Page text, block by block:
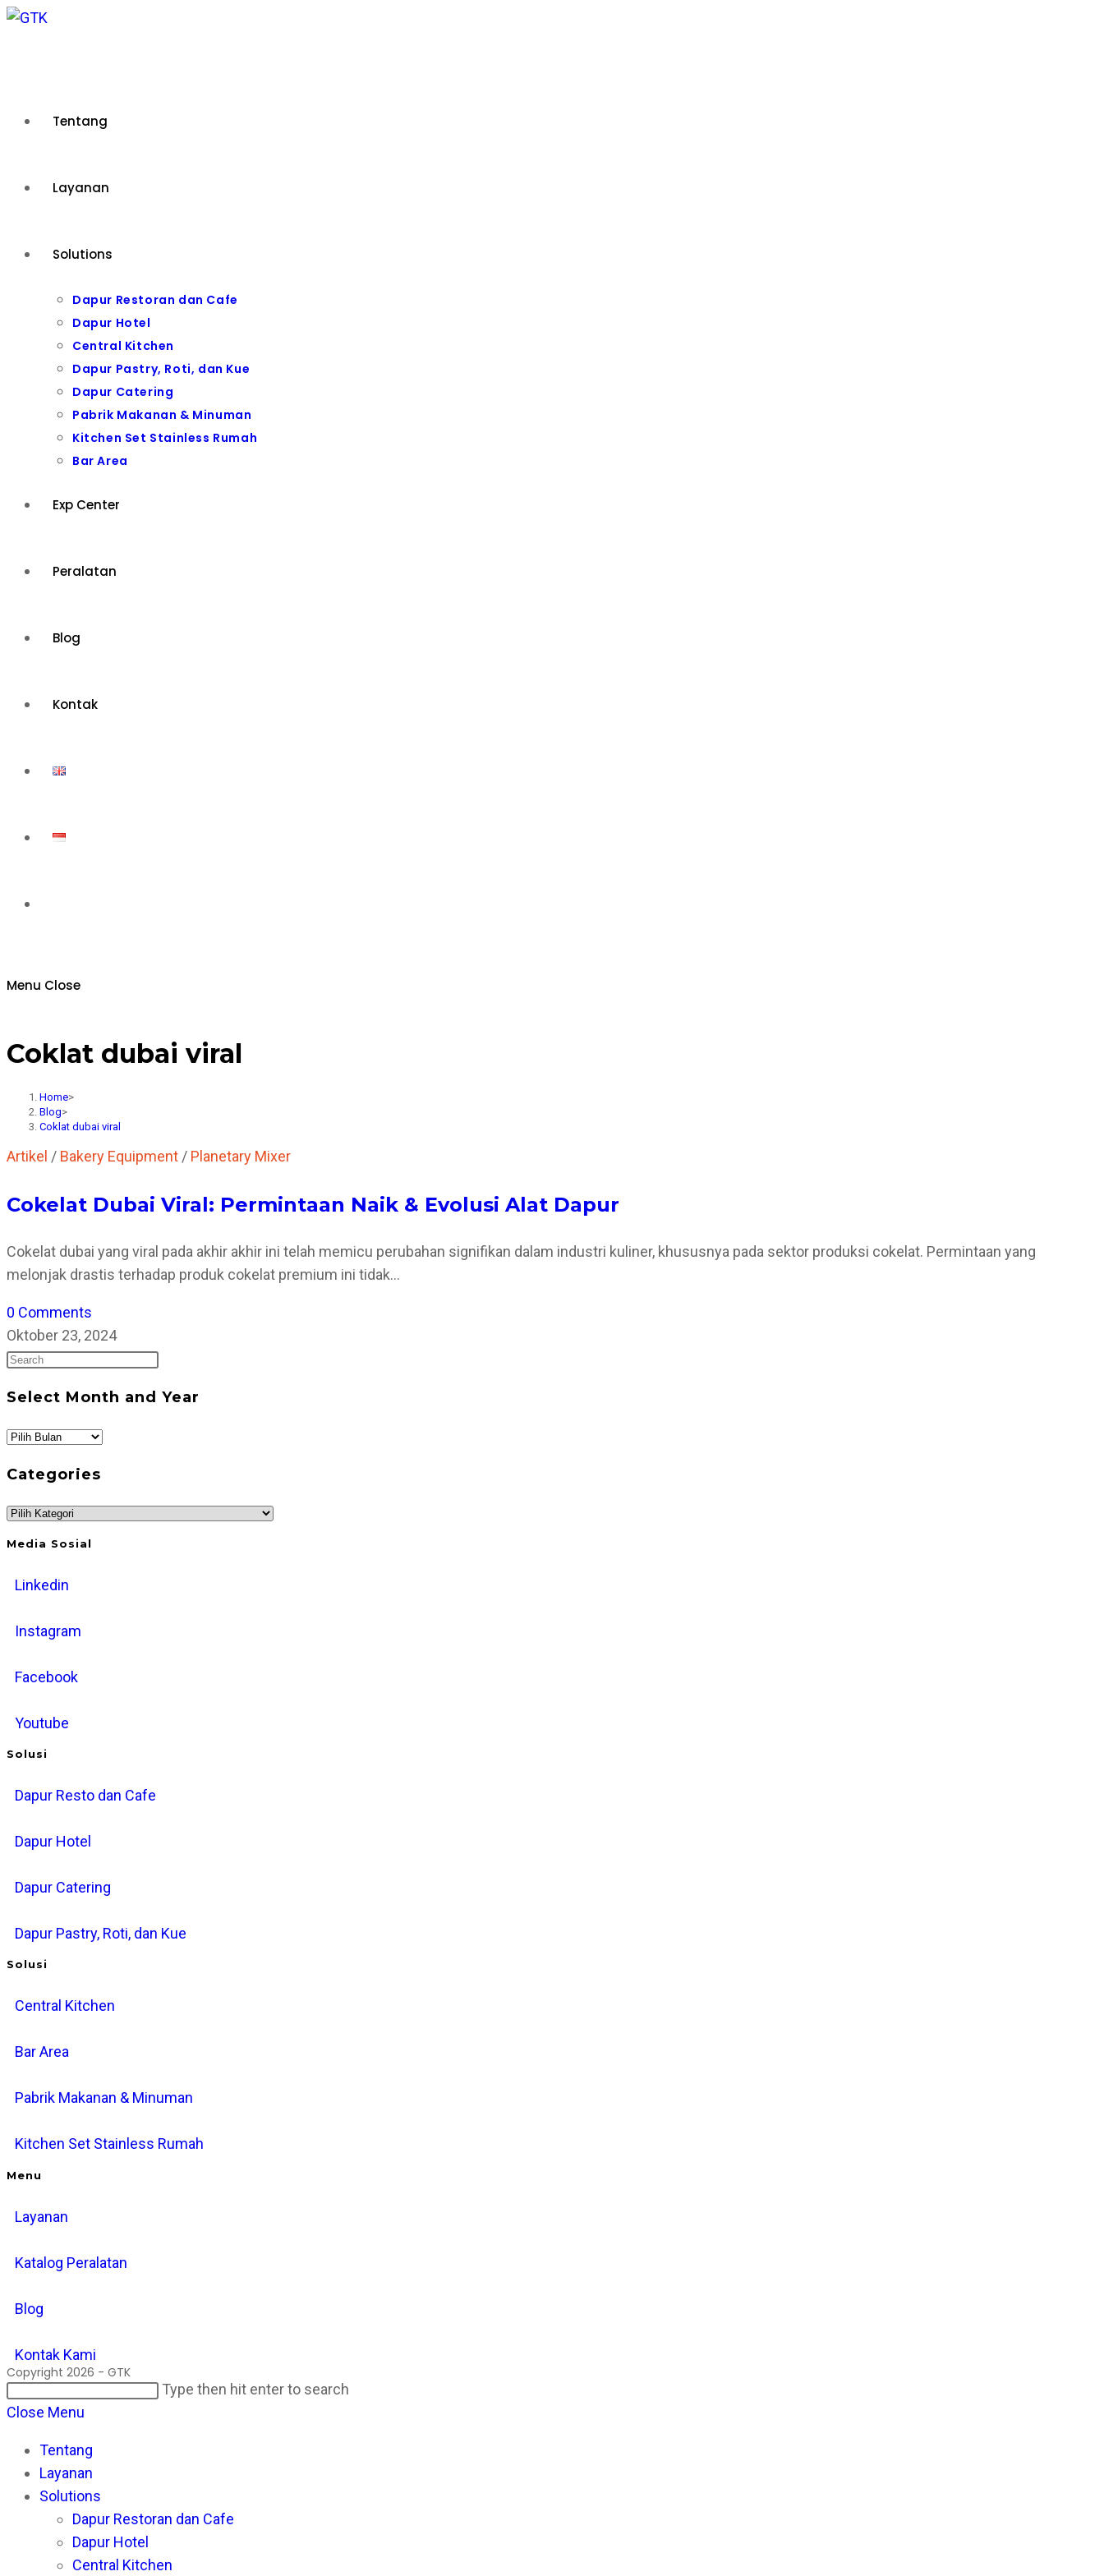
Skip
Tentang
Layanan
Solutions
Dapur Restoran dan Cafe
Dapur Hotel
Central Kitchen
Dapur Pastry, Roti, dan Kue
Dapur Catering
Pabrik Makanan & Minuman
Kitchen Set Stainless Rumah
Bar Area
Exp Center
Peralatan
Blog
Kontak
Menu Close
Coklat dubai viral
Home>
Blog>
Coklat dubai viral
Artikel / Bakery Equipment / Planetary Mixer
Cokelat Dubai Viral: Permintaan Naik & Evolusi Alat Dapur
Cokelat dubai yang viral pada akhir akhir ini telah memicu perubahan signifikan dalam industri kuliner, khususnya pada sektor produksi cokelat. Permintaan yang
melonjak drastis terhadap produk cokelat premium ini tidak…
0 Comments
Oktober 23, 2024
Press
to
Select Month and Year
Select
and
Year
Categories
Categories
Media Sosial
Linkedin
Instagram
Facebook
Youtube
Solusi
Dapur Resto dan Cafe
Dapur Hotel
Dapur Catering
Dapur Pastry, Roti, dan Kue
Solusi
Central Kitchen
Bar Area
Pabrik Makanan & Minuman
Kitchen Set Stainless Rumah
Menu
Layanan
Katalog Peralatan
Blog
Kontak Kami
Copyright 2026 - GTK
Search
this
Type then hit enter to search
Close Menu
Tentang
Layanan
Solutions
Dapur Restoran dan Cafe
Dapur Hotel
Central Kitchen